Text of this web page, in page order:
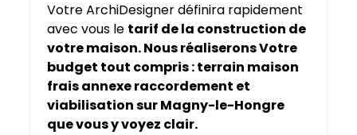
Votre ArchiDesigner définira rapidement
avec vous le tarif de la construction de
votre maison. Nous réaliserons Votre
budget tout compris : terrain maison
frais annexe raccordement et
viabilisation sur Magny-le-Hongre
que vous y voyez clair.